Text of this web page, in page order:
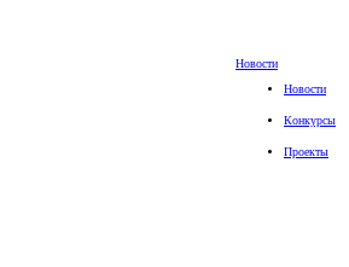
Новости
Новости
Конкурсы
Проекты